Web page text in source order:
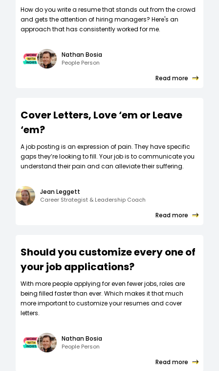
How do you write a resume that stands out from the crowd
and gets the attention of hiring managers? Here's an
approach that has consistently worked for me.
Nathan Bosia
People Person
Read more
Cover Letters, Love ‘em or Leave
‘em?
A job posting is an expression of pain. They have specific
gaps they’re looking to fill. Your job is to communicate you
understand their pain and can alleviate their suffering.
Jean Leggett
Career Strategist & Leadership Coach
Read more
Should you customize every one of
your job applications?
W‍ith more people applying for even fewer jobs, roles are
being filled faster than ever. Which makes it that much
more important to customize your resumes and cover
letters.
Nathan Bosia
People Person
Read more